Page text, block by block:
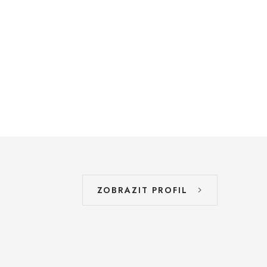
ZOBRAZIT PROFIL